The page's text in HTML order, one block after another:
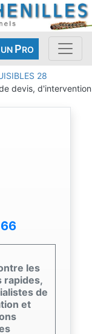
PRO
28
devis, d'intervention
les
rapides,
de
et